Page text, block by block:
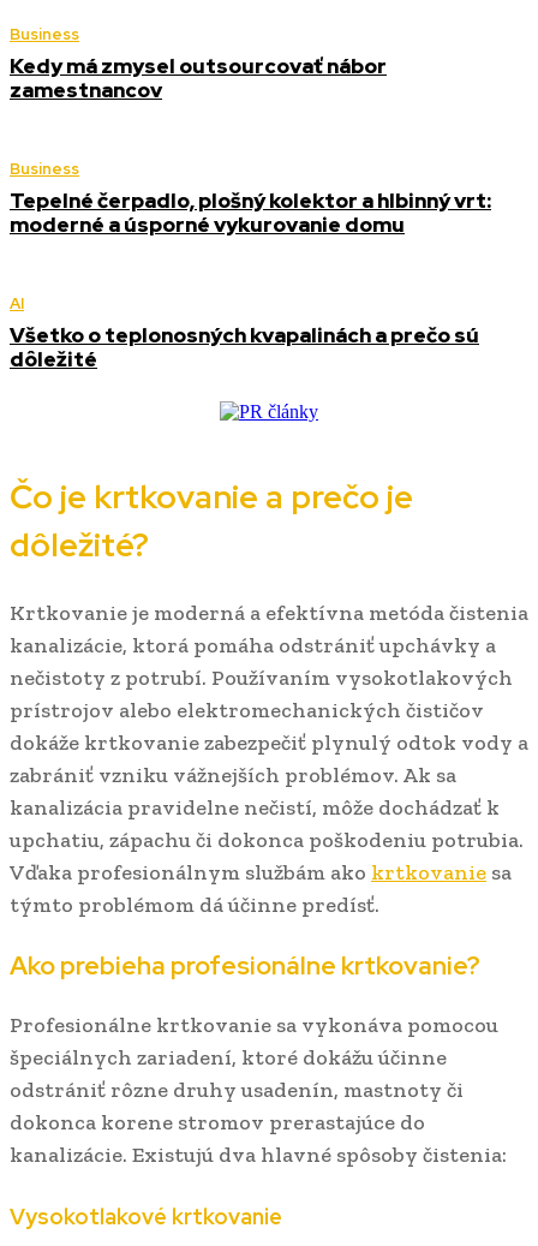
Business
Kedy má zmysel outsourcovať nábor
zamestnancov
Business
Tepelné čerpadlo, plošný kolektor a hlbinný vrt:
moderné a úsporné vykurovanie domu
AI
Všetko o teplonosných kvapalinách a prečo sú
dôležité
Čo je krtkovanie a prečo je
dôležité?
Krtkovanie je moderná a efektívna metóda čistenia
kanalizácie, ktorá pomáha odstrániť upchávky a
nečistoty z potrubí. Používaním vysokotlakových
prístrojov alebo elektromechanických čističov
dokáže krtkovanie zabezpečiť plynulý odtok vody a
zabrániť vzniku vážnejších problémov. Ak sa
kanalizácia pravidelne nečistí, môže dochádzať k
upchatiu, zápachu či dokonca poškodeniu potrubia.
Vďaka profesionálnym službám ako krtkovanie sa
týmto problémom dá účinne predísť.
Ako prebieha profesionálne krtkovanie?
Profesionálne krtkovanie sa vykonáva pomocou
špeciálnych zariadení, ktoré dokážu účinne
odstrániť rôzne druhy usadenín, mastnoty či
dokonca korene stromov prerastajúce do
kanalizácie. Existujú dva hlavné spôsoby čistenia:
Vysokotlakové krtkovanie